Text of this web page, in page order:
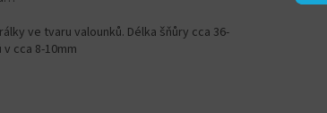
ve tvaru valounků. Délka šňůry cca 36-
cca 8-10mm